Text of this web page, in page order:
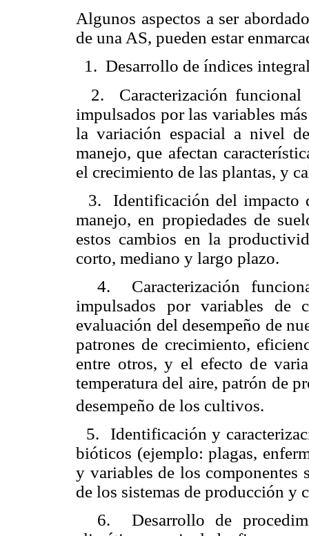
Algunos aspectos a ser
de una AS, pueden estar
1. Desarrollo de índices
2.
Caracterización
impulsados por las variables
la variación espacial a nivel
manejo, que afectan
el crecimiento de las plantas, y
3.
Identificación del impacto
manejo, en propiedades de
estos cambios en la
corto, mediano y largo plazo.
4.
Caracterización
impulsados por variables de
evaluación del desempeño de
patrones de crecimiento,
entre otros, y el efecto de
temperatura del aire, patrón de
desempeño de los cultivos.
5.
Identificación y
bióticos (ejemplo: plagas,
y variables de los componentes
de los sistemas de producción y
6.
Desarrollo de